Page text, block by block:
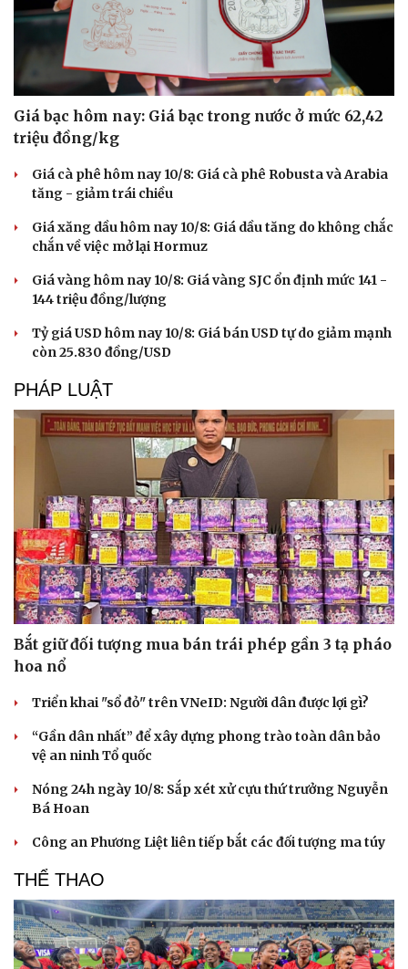
Giá bạc hôm nay: Giá bạc trong nước ở mức 62,42
triệu đồng/kg
Giá cà phê hôm nay 10/8: Giá cà phê Robusta và Arabia
tăng - giảm trái chiều
Giá xăng dầu hôm nay 10/8: Giá dầu tăng do không chắc
chắn về việc mở lại Hormuz
Giá vàng hôm nay 10/8: Giá vàng SJC ổn định mức 141 -
144 triệu đồng/lượng
Tỷ giá USD hôm nay 10/8: Giá bán USD tự do giảm mạnh
còn 25.830 đồng/USD
PHÁP LUẬT
Bắt giữ đối tượng mua bán trái phép gần 3 tạ pháo
hoa nổ
Triển khai "sổ đỏ" trên VNeID: Người dân được lợi gì?
“Gần dân nhất” để xây dựng phong trào toàn dân bảo
vệ an ninh Tổ quốc
Nóng 24h ngày 10/8: Sắp xét xử cựu thứ trưởng Nguyễn
Bá Hoan
Công an Phương Liệt liên tiếp bắt các đối tượng ma túy
THỂ THAO